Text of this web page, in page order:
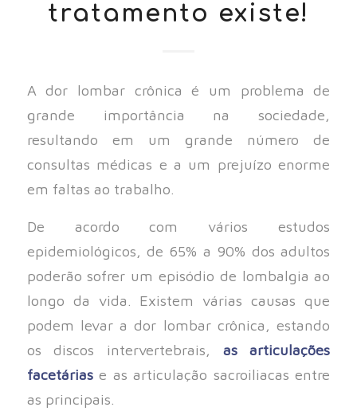
tratamento existe!
A dor lombar crônica é um problema de
grande importância na sociedade,
resultando em um grande número de
consultas médicas e a um prejuízo enorme
em faltas ao trabalho.
De acordo com vários estudos
epidemiológicos, de 65% a 90% dos adultos
poderão sofrer um episódio de lombalgia ao
longo da vida. Existem várias causas que
podem levar a dor lombar crônica, estando
os discos intervertebrais, as articulações
facetáriase as articulação sacroiliacas entre
as principais.